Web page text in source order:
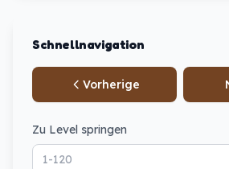
Schnellnavigation
Vorherige
Zu Level springen